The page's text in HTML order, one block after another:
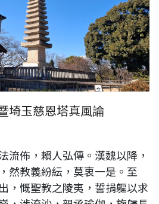
埼玉慈恩塔真風論
流佈，賴人弘傳。漢魏以降，
然教義紛紜，莫衷一是。至
，慨聖教之陵夷，誓捐軀以求